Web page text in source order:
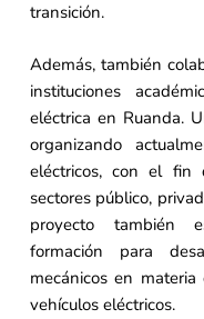
transición.
Además, también
instituciones
eléctrica en Ruanda.
organizando
eléctricos, con el fin
sectores público,
proyecto también
formación para
mecánicos en
vehículos eléctricos.